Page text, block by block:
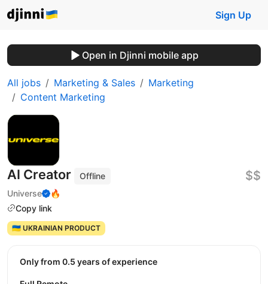
Sign Up
Open in Djinni mobile app
All jobs Marketing & Sales
Marketing
Content Marketing
AI Creator
Offline
Universe
🔥
Copy link
$$
🇺🇦 UKRAINIAN PRODUCT
Only from 0.5 years of experience